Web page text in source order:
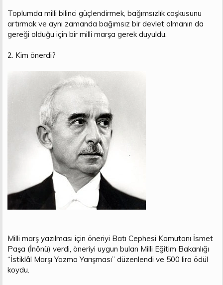
Toplumda milli bilinci güçlendirmek, bağımsızlık coşkusunu
artırmak ve aynı zamanda bağımsız bir devlet olmanın da
gereği olduğu için bir milli marşa gerek duyuldu.
2. Kim önerdi?
Milli marş yazılması için öneriyi Batı Cephesi Komutanı İsmet
Paşa (İnönü) verdi, öneriyi uygun bulan Milli Eğitim Bakanlığı
“İstiklâl Marşı Yazma Yarışması” düzenlendi ve 500 lira ödül
koydu.